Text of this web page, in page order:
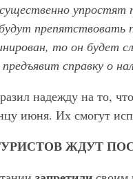
препятствовать
то он будет
справку о
надежду на то,
июня. Их смогут
ЖДУТ